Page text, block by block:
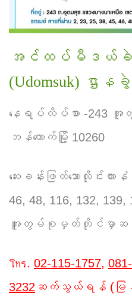
အင်ထပ်မီဒယ်ခဲ
(Udomsuk) ဌာနခွဲ
နေရပ်လိပ်စာ -243 အူ
ဘန်ကောက်မြို့ 10260
ဆေးခန်းဖြတ်သောလိုင်းကာ
46, 48, 116, 132, 139,
အူတွမ်စုမှတ်တိုင်မှာဆ
โทร. 02-115-1757,
3232 ဆက်သွယ်ရန် (မြန်